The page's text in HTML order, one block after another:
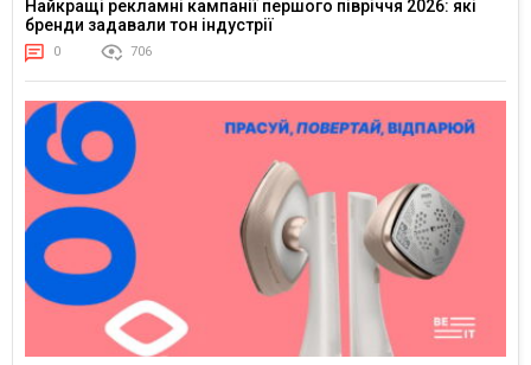
Найкращі рекламні кампанії першого півріччя 2026: які
бренди задавали тон індустрії
0 706